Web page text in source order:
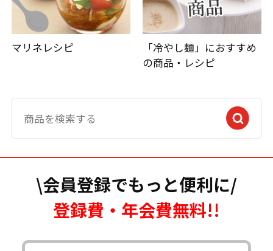
マリネレシピ
「冷やし麺」におすすめ
の商品・レシピ
\会員登録でもっと便利に/
登録費・年会費無料!!